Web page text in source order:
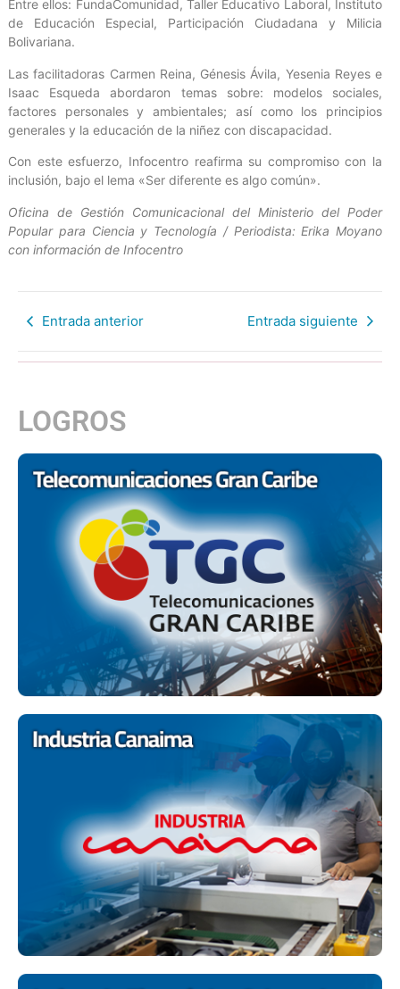
Entre ellos: FundaComunidad, Taller Educativo Laboral, Instituto
de Educación Especial, Participación Ciudadana y Milicia
Bolivariana.
Las facilitadoras Carmen Reina, Génesis Ávila, Yesenia Reyes e
Isaac Esqueda abordaron temas sobre: modelos sociales,
factores personales y ambientales; así como los principios
generales y la educación de la niñez con discapacidad.
Con este esfuerzo, Infocentro reafirma su compromiso con la
inclusión, bajo el lema «Ser diferente es algo común».
Oficina de Gestión Comunicacional del Ministerio del Poder
Popular para Ciencia y Tecnología / Periodista: Erika Moyano
con información de Infocentro
Entrada anterior Entrada siguiente
LOGROS